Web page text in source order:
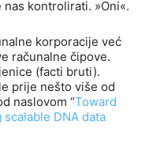
kontrolirati. »Oni«.
korporacije već
računalne čipove.
(facti bruti).
prije nešto više od
naslovom “Toward
DNA data